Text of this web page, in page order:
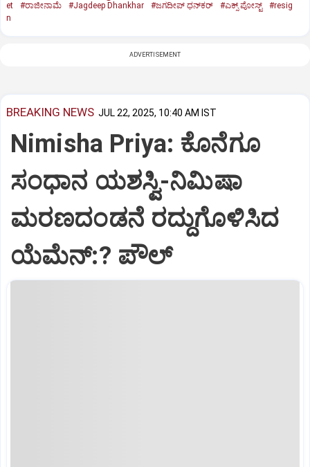
et
#ರಾಜೀನಾಮೆ #Jagdeep Dhankhar #ಜಗದೀಪ್‌ ಧನ್‌ಕರ್‌ #ಎಕ್ಸ್‌ ಪೋಸ್ಟ್
#resig
n
ADVERTISEMENT
BREAKING NEWS JUL 22, 2025, 10:40 AM IST
Nimisha Priya: ಕೊನೆಗೂ
ಸಂಧಾನ ಯಶಸ್ವಿ-ನಿಮಿಷಾ
ಮರಣದಂಡನೆ ರದ್ದುಗೊಳಿಸಿದ
ಯೆಮೆನ್:? ಪೌಲ್